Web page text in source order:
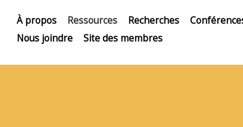
À propos Ressources Recherches
Nous joindre
Site des membres